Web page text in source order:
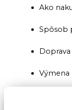
Ako
Spôsob
Výmena